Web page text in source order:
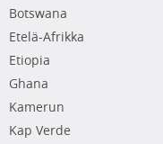
Botswana
Etelä-Afrikka
Etiopia
Ghana
Kamerun
Kap Verde